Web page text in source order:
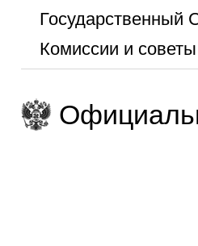
Государственный
Комиссии и советы